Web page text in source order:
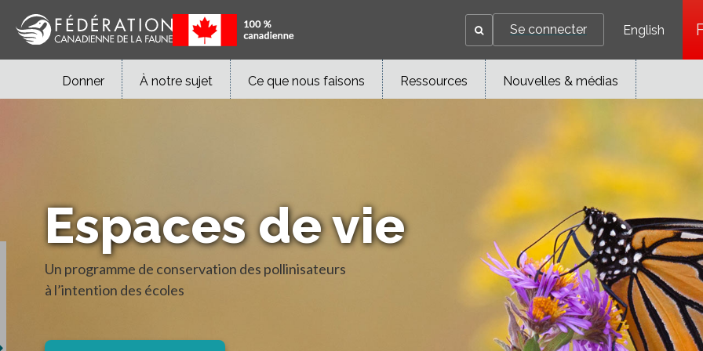
Se connecter English
Donner À notre sujet Ce que nous faisons Ressources Nouvelles & médias
Espaces de vie
Un programme de conservation des pollinisateurs
à l’intention des écoles